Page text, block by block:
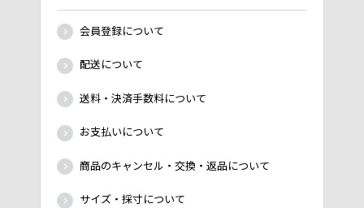
会員登録について
配送について
送料・決済手数料について
お支払いについて
商品のキャンセル・交換・返品について
サイズ・採寸について